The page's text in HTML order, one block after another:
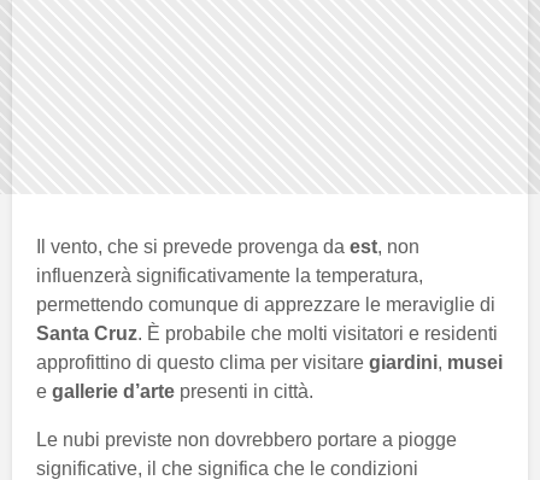
Il vento, che si prevede provenga da est, non
influenzerà significativamente la temperatura,
permettendo comunque di apprezzare le meraviglie di
Santa Cruz. È probabile che molti visitatori e residenti
approfittino di questo clima per visitare giardini, musei
e gallerie d’arte presenti in città.
Le nubi previste non dovrebbero portare a piogge
significative, il che significa che le condizioni